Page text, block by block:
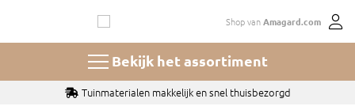
de
Shop vanAmagard.com
Bekijk het assortiment
Tuinmaterialen makkelijk en snel thuisbezorgd